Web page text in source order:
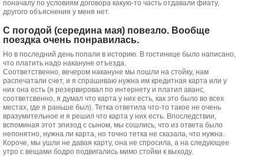
поначалу по условиям договора какую-то часть отдавали фиату,
другого объяснения у меня нет.
С погодой (середина мая) повезло. Вообще
поездка очень понравилась.
Но в последний день попали в историю. В гостинице было написано,
что платить надо накануне отъезда.
Соответственно, вечером накануне мы пошли на стойку, нам
распечатали счет, и я спрашиваю нужна им кредитная карта или у
них она есть (я резервировал по интернету и платил аванс,
соответсвенно, я думал что карта у них есть, как это было во всех
местах, где я раньше был). Тетка ответила что-то такое не очень
вразумительное и я решил что карта у них есть. Впоследствии,
вспоминая этот эпизод с сыном, мы сошлись, что из ответа было
непонятно, нужна ли карта, но точно тетка не сказала, что нужна.
Короче, мы ушли не давая карту, она не спросила, а на следующее
утро с вещами бодро подвигались мимо стойки к выходу.